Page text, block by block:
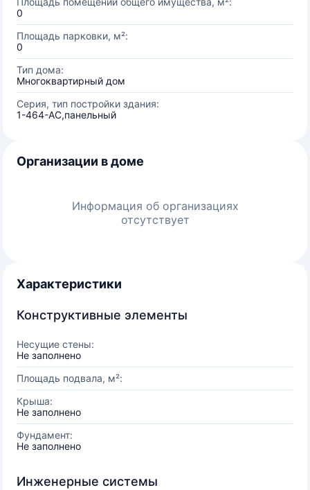
0
Площадь парковки, м²:
0
Тип дома:
Многоквартирный дом
Серия, тип постройки здания:
1-464-АС,панельный
Организации в доме
Информация об организациях
отсутствует
Характеристики
Конструктивные элементы
Несущие стены:
Не заполнено
Площадь подвала, м²:
Крыша:
Не заполнено
Фундамент:
Не заполнено
Инженерные системы